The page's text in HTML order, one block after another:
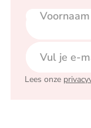
Voornaam
E-mailadres
Lees onze